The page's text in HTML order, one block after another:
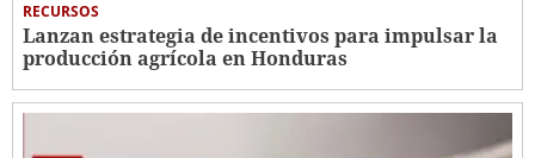
RECURSOS
Lanzan estrategia de incentivos para impulsar la
producción agrícola en Honduras